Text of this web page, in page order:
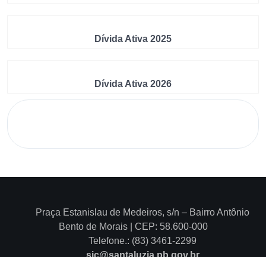
Dívida Ativa 2025
Dívida Ativa 2026
Praça Estanislau de Medeiros, s/n – Bairro Antônio
Bento de Morais | CEP: 58.600-000
Telefone.: (83) 3461-2299
sic@santaluzia.pb.gov.br